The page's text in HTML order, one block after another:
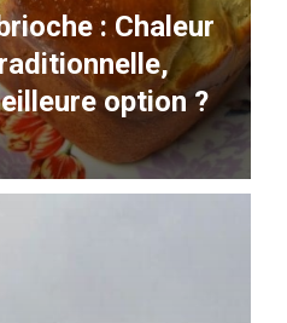
: Chaleur
option ?